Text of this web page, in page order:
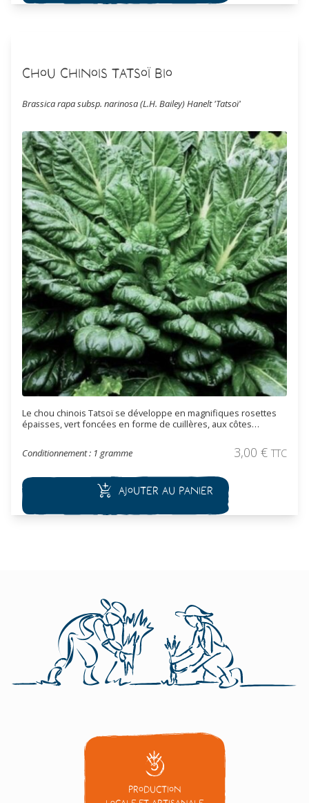
Chou Chinois Tatsoï Bio
Brassica rapa subsp. narinosa (L.H. Bailey) Hanelt 'Tatsoï'
Le chou chinois Tatsoï se développe en magnifiques rosettes
épaisses, vert foncées en forme de cuillères, aux côtes
besoins, feuille par feuille. Sa texture tendre et sa saveur
douce est très appréciée crues en salades, en mesclun ou
Conditionnement : 1 gramme 3,00 € TTC
Ajouter au panier
Production